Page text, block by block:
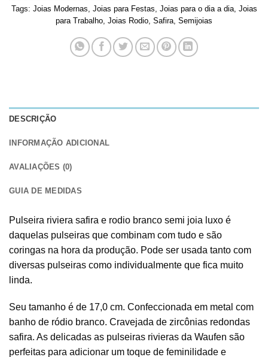
Tags: Joias Modernas Joias para Festas Joias para o dia a dia, Joias
para Trabalho Joias Rodio Safira Semijoias
DESCRIÇÃO
INFORMAÇÃO ADICIONAL
AVALIAÇÕES (0)
GUIA DE MEDIDAS
Pulseira riviera safira e rodio branco semi joia luxo é
daquelas pulseiras que combinam com tudo e são
coringas na hora da produção. Pode ser usada tanto com
diversas pulseiras como individualmente que fica muito
linda.
Seu tamanho é de 17,0 cm. Confeccionada em metal com
banho de ródio branco. Cravejada de zircônias redondas
safira. As delicadas as pulseiras rivieras da Waufen são
perfeitas para adicionar um toque de feminilidade e